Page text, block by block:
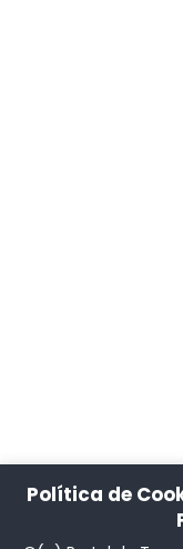
Política de